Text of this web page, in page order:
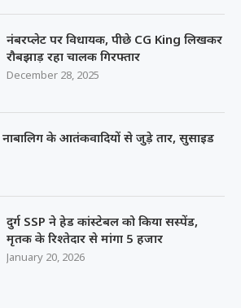
नंबरप्लेट पर विधायक, पीछे CG King लिखकर
रौबझाड़ रहा चालक गिरफ्तार
December 28, 2025
के आतंकवादियों से जुड़े तार, सुसाइड
दुर्ग SSP ने हेड कांस्टेबल को किया सस्पेंड,
मृतक के रिश्तेदार से मांगा 5 हजार
January 20, 2026